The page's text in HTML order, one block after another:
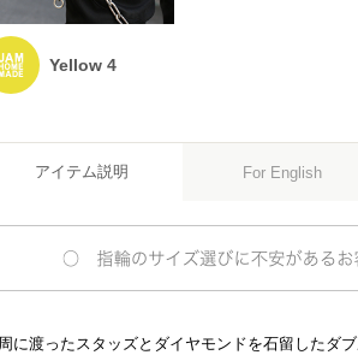
Yellow 4
アイテム説明 For English
に渡ったスタッズとダイヤモンドを石留したダブ